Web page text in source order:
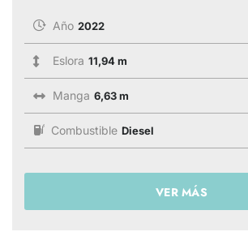
Año 2022
Eslora 11,94 m
Manga 6,63 m
Combustible Diesel
VER MÁS